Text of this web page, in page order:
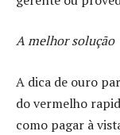
A melhor solução
A dica de ouro
do vermelho
como pagar à